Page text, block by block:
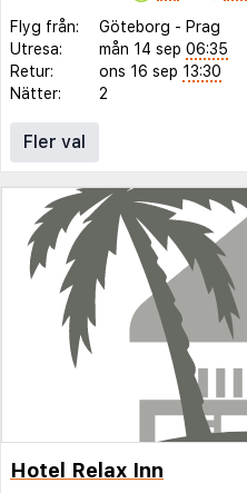
Flyg från: Göteborg - Prag
Utresa:
mån 14 sep 06:35
Retur:
ons 16 sep 13:30
Nätter:
2
Fler val
Hotel Relax Inn